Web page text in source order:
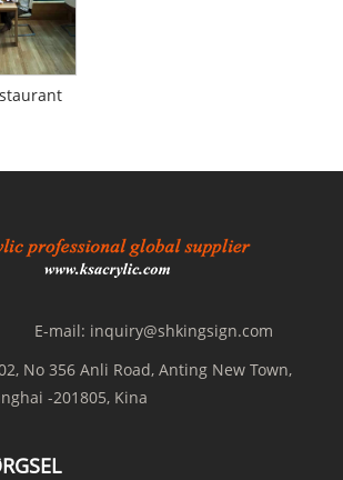
E-mail: inquiry@shkingsign.com
No 356 Anli Road, Anting New Town,
-201805, Kina